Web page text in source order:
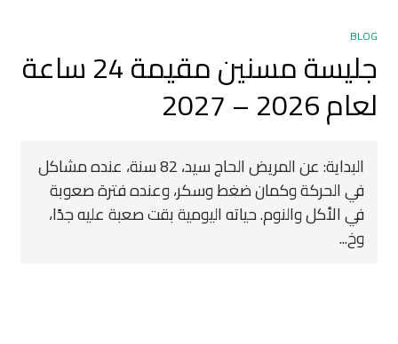
BLOG
جليسة مسنين مقيمة 24 ساعة
لعام 2026 – 2027
البداية: عن المريض الحاج سيد، 82 سنة، عنده مشاكل
في الحركة وكمان ضغط وسكر، وعنده فترة صعوبة
في الأكل والنوم. حياته اليومية بقت صعبة عليه جدًا،
وخ...